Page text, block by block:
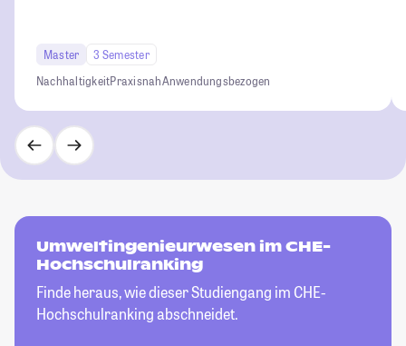
Master
3 Semester
NachhaltigkeitPraxisnahAnwendungsbezogen
Umweltingenieurwesen im CHE-
Hochschulranking
Finde heraus, wie dieser Studiengang im CHE-
Hochschulranking abschneidet.